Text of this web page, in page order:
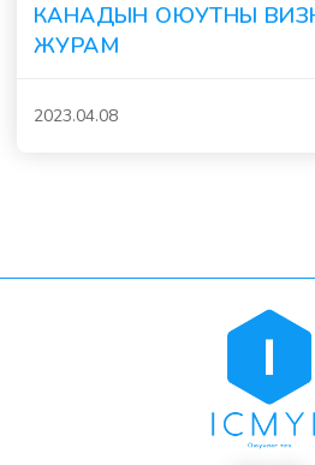
КАНАДЫН ОЮУТНЫ
ЖУРАМ
2023.04.08